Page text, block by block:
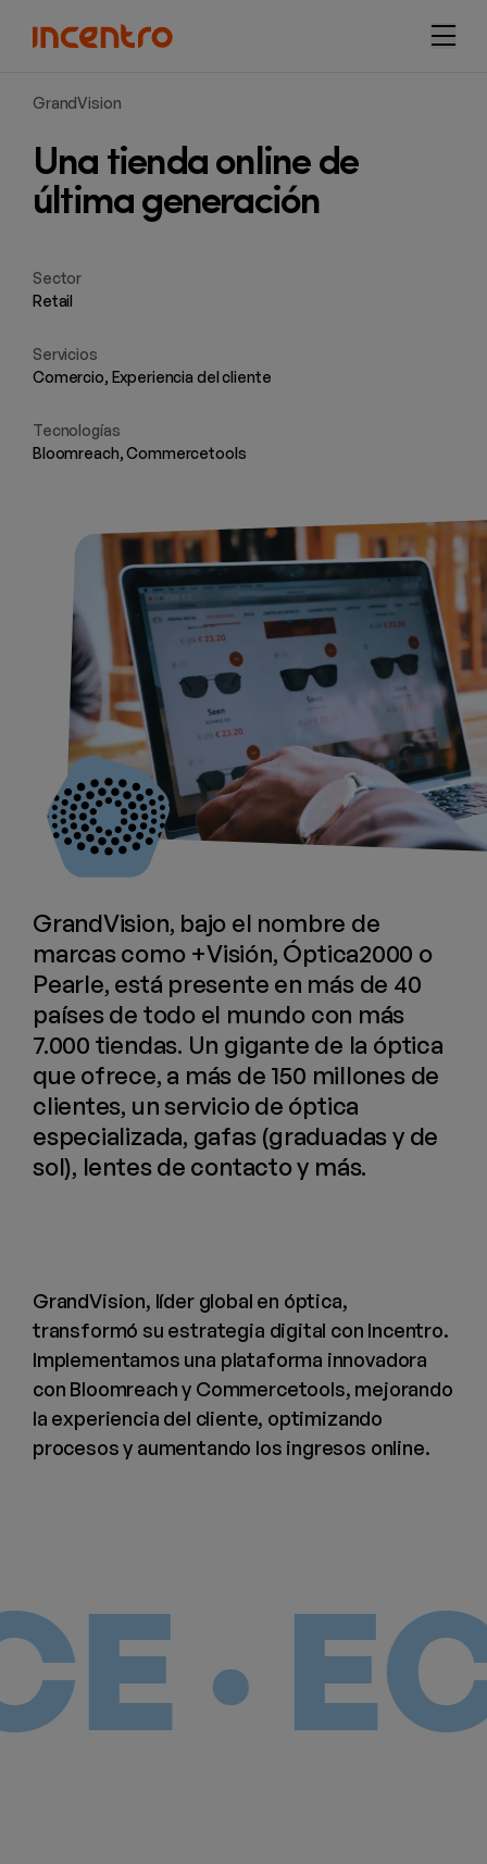
GrandVision
Una tienda online de
última generación
Sector
Retail
Servicios
Comercio, Experiencia del cliente
Tecnologías
Bloomreach, Commercetools
GrandVision, bajo el nombre de
marcas como +Visión, Óptica2000 o
Pearle, está presente en más de 40
países de todo el mundo con más
7.000 tiendas. Un gigante de la óptica
que ofrece, a más de 150 millones de
clientes, un servicio de óptica
especializada, gafas (graduadas y de
sol), lentes de contacto y más.
GrandVision, líder global en óptica,
transformó su estrategia digital con Incentro.
Implementamos una plataforma innovadora
con Bloomreach y Commercetools, mejorando
la experiencia del cliente, optimizando
procesos y aumentando los ingresos online.